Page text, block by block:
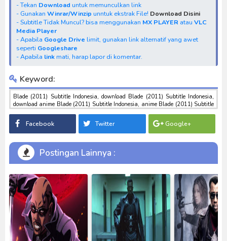
- Tekan Download untuk memunculkan link
- Gunakan Winrar/Winzip unntuk ekstrak File! Download Disini
- Subtitle Tidak Muncul? bisa menggunakan MX PLAYER atau VLC
Media Player
- Apabila Google Drive limit, gunakan link alternatif yang awet
seperti Googleshare
- Apabila linkmati, harap lapor di komentar.
Keyword:
Blade (2011) Subtitle Indonesia, download Blade (2011) Subtitle Indonesia,
download anime Blade (2011) Subtitle Indonesia, anime Blade (2011) Subtitle
tokusatsu sub indo , download marvel sub indo Blade (2011) Subtitle Indonesia
Facebook Twitter Google+
Postingan Lainnya :